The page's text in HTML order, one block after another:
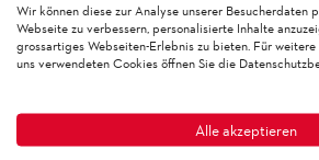
ALTERSZENTRUM DU LAC
Kunde
Gemeinde St.Moritz
Wir können diese zur Analyse unserer Besucherdaten
Webseite zu verbessern, personalisierte Inhalte
grossartiges Webseiten-Erlebnis zu bieten. Für
uns verwendeten Cookies öffnen Sie die
Alle akzeptieren